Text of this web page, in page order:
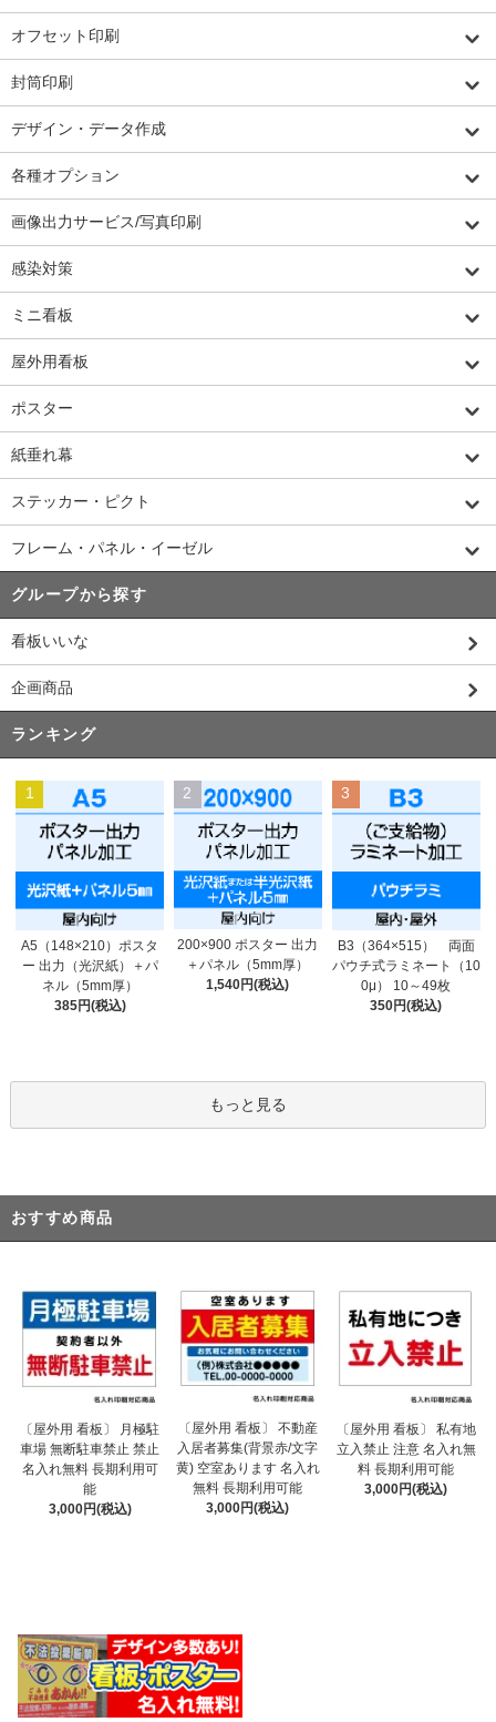
オフセット印刷
封筒印刷
デザイン・データ作成
各種オプション
画像出力サービス/写真印刷
感染対策
ミニ看板
屋外用看板
ポスター
紙垂れ幕
ステッカー・ピクト
フレーム・パネル・イーゼル
グループから探す
看板いいな
企画商品
ランキング
1
A5（148×210）ポスタ
ー 出力（光沢紙）＋パ
ネル（5mm厚）
385円(税込)
2
200×900 ポスター 出力
＋パネル（5mm厚）
1,540円(税込)
3
B3（364×515） 両面
パウチ式ラミネート（10
0μ） 10～49枚
350円(税込)
もっと見る
おすすめ商品
〔屋外用 看板〕 月極駐
車場 無断駐車禁止 禁止
名入れ無料 長期利用可
能
3,000円(税込)
〔屋外用 看板〕 不動産
入居者募集(背景赤/文字
黄) 空室あります 名入れ
無料 長期利用可能
3,000円(税込)
〔屋外用 看板〕 私有地
立入禁止 注意 名入れ無
料 長期利用可能
3,000円(税込)